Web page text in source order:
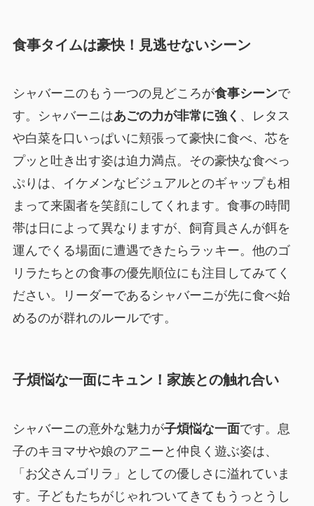
食事タイムは豪快！見逃せないシーン
シャバーニのもう一つの見どころが食事シーンで
す。シャバーニはあごの力が非常に強く 、レタス
や白菜を口いっぱいに頬張って豪快に食べ、芯を
プッと吐き出す姿は迫力満点。その豪快な食べっ
ぷりは、イケメンなビジュアルとのギャップも相
まって来園者を笑顔にしてくれます。食事の時間
帯は日によって異なりますが、飼育員さんが餌を
運んでくる場面に遭遇できたらラッキー。他のゴ
リラたちとの食事の優先順位にも注目してみてく
ださい。リーダーであるシャバーニが先に食べ始
めるのが群れのルールです。
子煩悩な一面にキュン！家族との触れ合い
シャバーニの意外な魅力が子煩悩な一面です。息
子のキヨマサや娘のアニーと仲良く遊ぶ姿は、
「お父さんゴリラ」としての優しさに溢れていま
す。子どもたちがじゃれついてきてもうっとうし